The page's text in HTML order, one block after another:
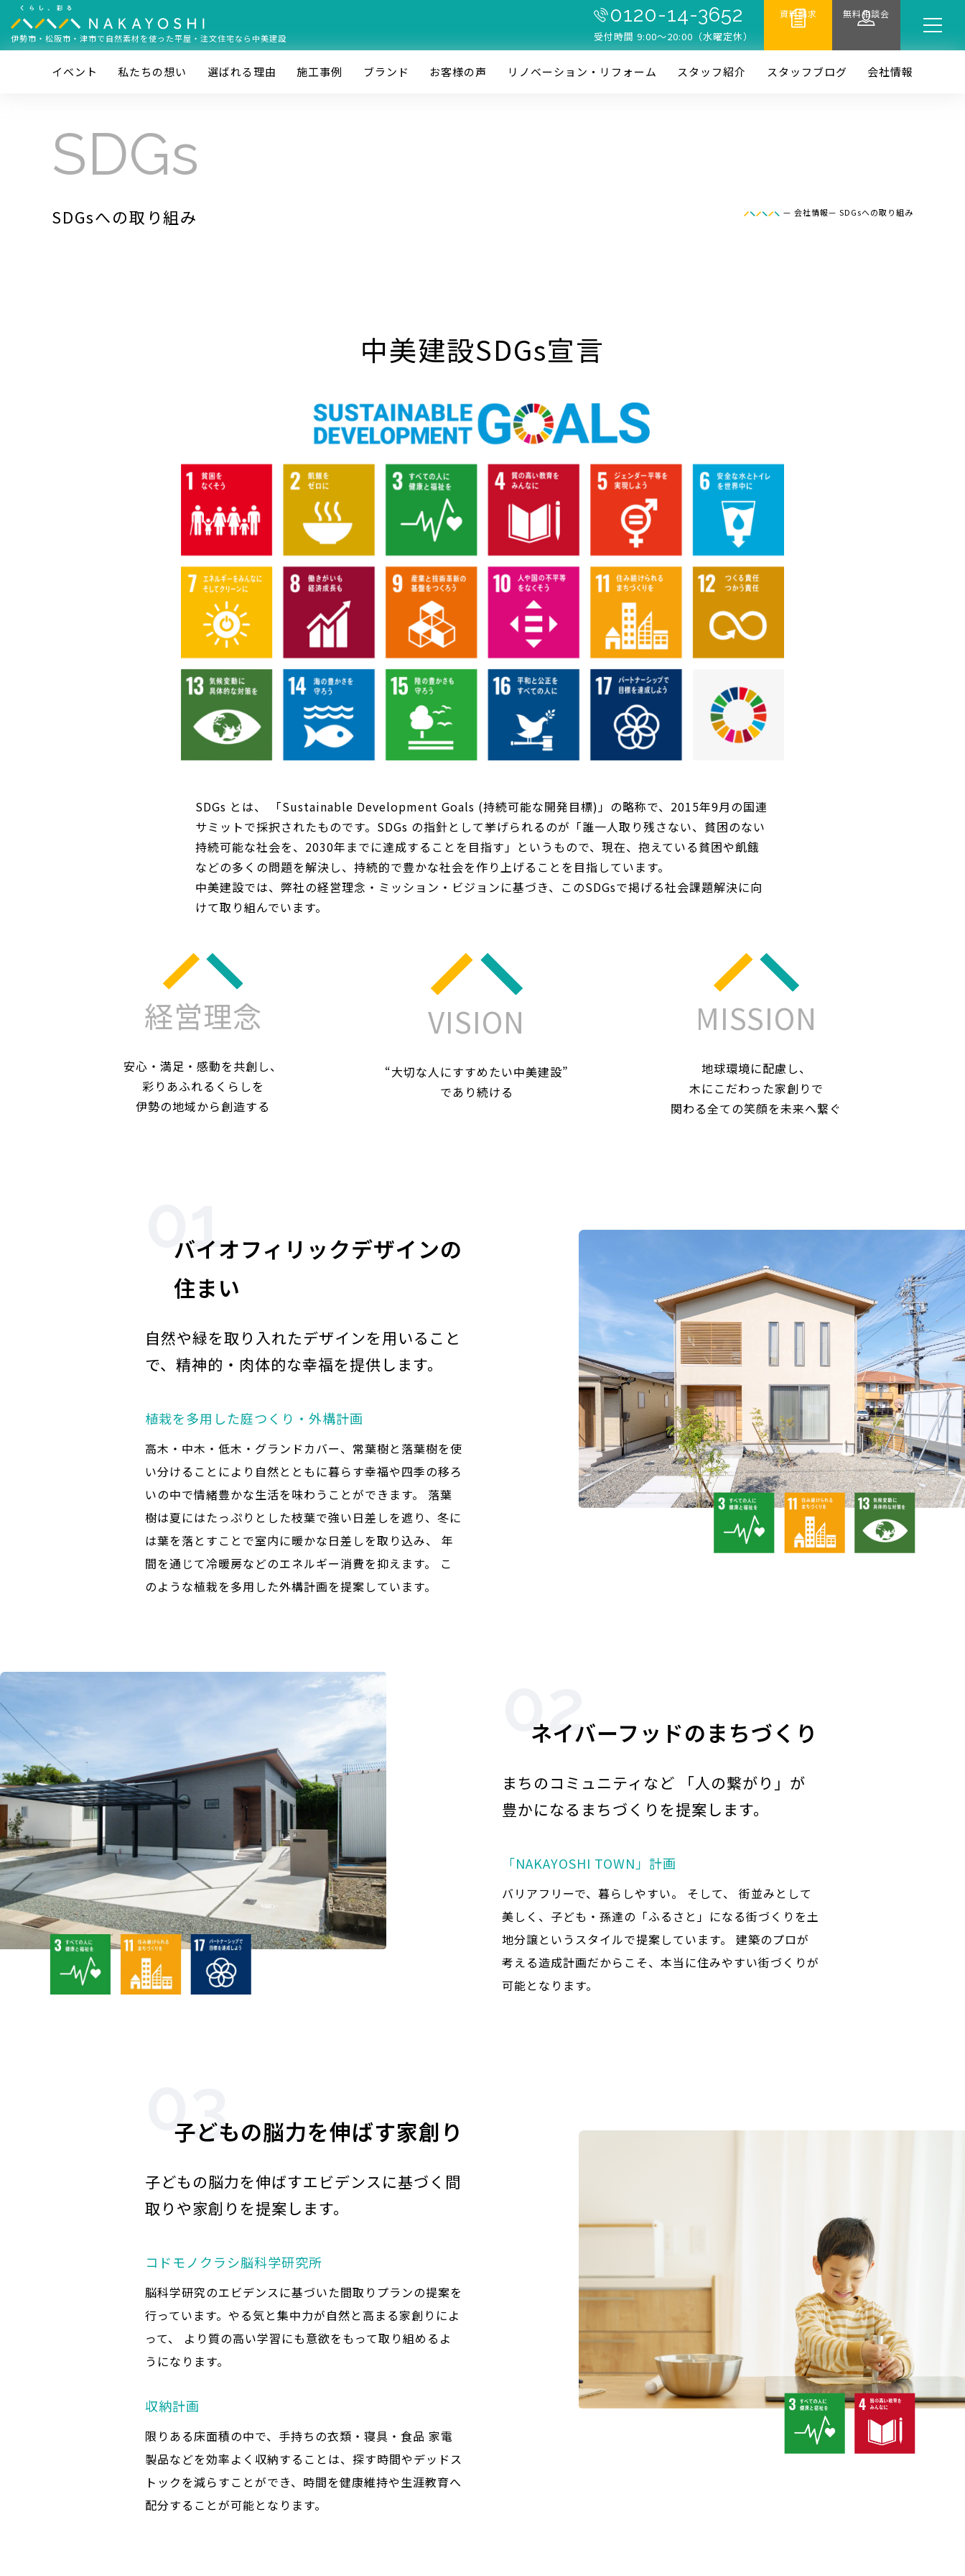
伊勢市・松阪市・津市で自然素材を使った平屋・注文住宅なら中美建設
0120-14-3652
受付時間 9:00〜20:00（水曜定休）
資料請求 無料相談会
イベント 私たちの想い 選ばれる理由 施⼯事例 ブランド お客様の声 リノベーション・リフォーム スタッフ紹介 スタッフブログ 会社情報
SDGs
SDGsへの取り組み — 会社情報— SDGsへの取り組み
中美建設SDGs宣言
SDGs とは、 「Sustainable Development Goals (持続可能な開発目標)」の略称で、2015年9月の国連
サミットで採択されたものです。SDGs の指針として挙げられるのが「誰一人取り残さない、貧困のない
持続可能な社会を、2030年までに達成することを目指す」というもので、現在、抱えている貧困や飢餓
などの多くの問題を解決し、持続的で豊かな社会を作り上げることを目指しています。
中美建設では、弊社の経営理念・ミッション・ビジョンに基づき、このSDGsで掲げる社会課題解決に向
けて取り組んでいます。
経営理念
安心・満足・感動を共創し、
彩りあふれるくらしを
伊勢の地域から創造する
VISION
“大切な人にすすめたい中美建設”
であり続ける
MISSION
地球環境に配慮し、
木にこだわった家創りで
関わる全ての笑顔を未来へ繋ぐ
01
バイオフィリックデザインの
住まい
自然や緑を取り入れたデザインを用いること
で、精神的・肉体的な幸福を提供します。
植栽を多用した庭つくり・外構計画
高木・中木・低木・グランドカバー、常葉樹と落葉樹を使
い分けることにより自然とともに暮らす幸福や四季の移ろ
いの中で情緒豊かな生活を味わうことができます。 落葉
樹は夏にはたっぷりとした枝葉で強い日差しを遮り、冬に
は葉を落とすことで室内に暖かな日差しを取り込み、 年
間を通じて冷暖房などのエネルギー消費を抑えます。 こ
のような植栽を多用した外構計画を提案しています。
02
ネイバーフッドのまちづくり
まちのコミュニティなど 「人の繋がり」が
豊かになるまちづくりを提案します。
「NAKAYOSHI TOWN」計画
バリアフリーで、暮らしやすい。 そして、 街並みとして
美しく、子ども・孫達の「ふるさと」になる街づくりを土
地分譲というスタイルで提案しています。 建築のプロが
考える造成計画だからこそ、本当に住みやすい街づくりが
可能となります。
03
子どもの脳力を伸ばす家創り
子どもの脳力を伸ばすエビデンスに基づく間
取りや家創りを提案します。
コドモノクラシ脳科学研究所
脳科学研究のエビデンスに基づいた間取りプランの提案を
行っています。やる気と集中力が自然と高まる家創りによ
って、 より質の高い学習にも意欲をもって取り組めるよ
うになります。
収納計画
限りある床面積の中で、手持ちの衣類・寝具・食品 家電
製品などを効率よく収納することは、探す時間やデッドス
トックを減らすことができ、時間を健康維持や生涯教育へ
配分することが可能となります。